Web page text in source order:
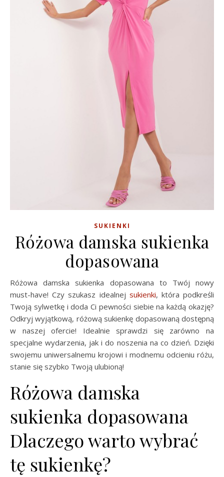
SUKIENKI
Różowa damska sukienka
dopasowana
Różowa damska sukienka dopasowana to Twój nowy
must-have! Czy szukasz idealnej sukienki, która podkreśli
Twoją sylwetkę i doda Ci pewności siebie na każdą okazję?
Odkryj wyjątkową, różową sukienkę dopasowaną dostępną
w naszej ofercie! Idealnie sprawdzi się zarówno na
specjalne wydarzenia, jak i do noszenia na co dzień. Dzięki
swojemu uniwersalnemu krojowi i modnemu odcieniu różu,
stanie się szybko Twoją ulubioną!
Różowa damska
sukienka dopasowana
Dlaczego warto wybrać
tę sukienkę?